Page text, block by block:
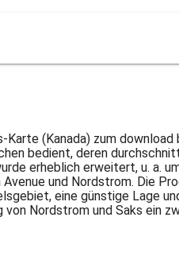
(Kanada) zum
bedient, deren
erheblich erweitert, u. a.
und Nordstrom. Die
eine günstige Lage
Nordstrom und Saks ein